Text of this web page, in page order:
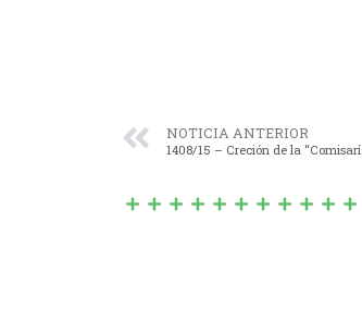
NOTICIA ANTERIOR
1408/15 – Creción de la